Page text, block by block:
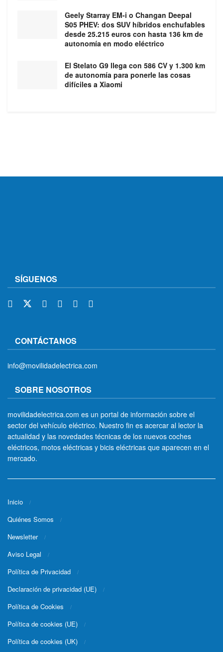
Geely Starray EM-i o Changan Deepal
S05 PHEV: dos SUV híbridos enchufables
desde 25.215 euros con hasta 136 km de
autonomía en modo eléctrico
El Stelato G9 llega con 586 CV y 1.300 km
de autonomía para ponerle las cosas
difíciles a Xiaomi
SÍGUENOS
CONTÁCTANOS
info@movilidadelectrica.com
SOBRE NOSOTROS
movilidadelectrica.com es un portal de información sobre el
sector del vehículo eléctrico. Nuestro fin es acercar al lector la
actualidad y las novedades técnicas de los nuevos coches
eléctricos, motos eléctricas y bicis eléctricas que aparecen en el
mercado.
Inicio
Quiénes Somos
Newsletter
Aviso Legal
Política de Privacidad
Declaración de privacidad (UE)
Política de Cookies
Política de cookies (UE)
Política de cookies (UK)